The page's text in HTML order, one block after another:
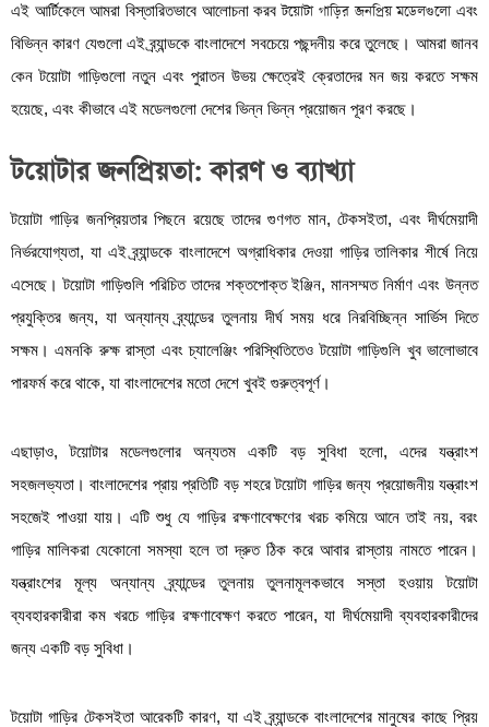
এই আর্টিকেলে আমরা বিস্তারিতভাবে আলোচনা করবটয়োটা গাড়ির জনপ্রিয় মডেলগুলোএবং
বিভিন্ন কারণ যেগুলো এই ব্র্যান্ডকে বাংলাদেশে সবচেয়ে পছন্দনীয় করে তুলেছে। আমরা জানব
কেন টয়োটা গাড়িগুলো নতুন এবং পুরাতন উভয় ক্ষেত্রেই ক্রেতাদের মন জয় করতে সক্ষম
হয়েছে, এবং কীভাবে এই মডেলগুলো দেশের ভিন্ন ভিন্ন প্রয়োজন পূরণ করছে।
টয়োটার জনপ্রিয়তা: কারণ ও ব্যাখ্যা
টয়োটা গাড়ির জনপ্রিয়তার পিছনে রয়েছে তাদের গুণগত মান, টেকসইতা, এবং দীর্ঘমেয়াদী
নির্ভরযোগ্যতা, যা এই ব্র্যান্ডকে বাংলাদেশে অগ্রাধিকার দেওয়া গাড়ির তালিকার শীর্ষে নিয়ে
এসেছে। টয়োটা গাড়িগুলি পরিচিত তাদের শক্তপোক্ত ইঞ্জিন, মানসম্মত নির্মাণ এবং উন্নত
প্রযুক্তির জন্য, যা অন্যান্য ব্র্যান্ডের তুলনায় দীর্ঘ সময় ধরে নিরবিচ্ছিন্ন সার্ভিস দিতে
সক্ষম। এমনকি রুক্ষ রাস্তা এবং চ্যালেঞ্জিং পরিস্থিতিতেও টয়োটা গাড়িগুলি খুব ভালোভাবে
পারফর্ম করে থাকে, যা বাংলাদেশের মতো দেশে খুবই গুরুত্বপূর্ণ।
এছাড়াও, টয়োটার মডেলগুলোর অন্যতম একটি বড় সুবিধা হলো, এদের যন্ত্রাংশ
সহজলভ্যতা। বাংলাদেশের প্রায় প্রতিটি বড় শহরে টয়োটা গাড়ির জন্য প্রয়োজনীয় যন্ত্রাংশ
সহজেই পাওয়া যায়। এটি শুধু যে গাড়ির রক্ষণাবেক্ষণের খরচ কমিয়ে আনে তাই নয়, বরং
গাড়ির মালিকরা যেকোনো সমস্যা হলে তা দ্রুত ঠিক করে আবার রাস্তায় নামতে পারেন।
যন্ত্রাংশের মূল্য অন্যান্য ব্র্যান্ডের তুলনায় তুলনামূলকভাবে সস্তা হওয়ায় টয়োটা
ব্যবহারকারীরা কম খরচে গাড়ির রক্ষণাবেক্ষণ করতে পারেন, যা দীর্ঘমেয়াদী ব্যবহারকারীদের
জন্য একটি বড় সুবিধা।
টয়োটা গাড়ির টেকসইতা আরেকটি কারণ, যা এই ব্র্যান্ডকে বাংলাদেশের মানুষের কাছে প্রিয়